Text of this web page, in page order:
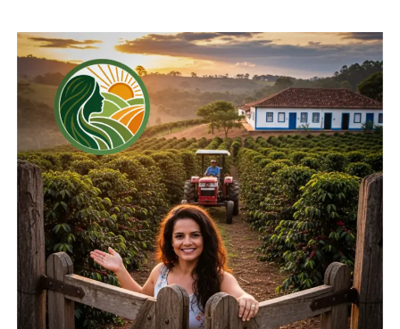
Compartilhe isso:
Facebook 18+
Relacionado
Colheita do trigo chega a
87% no Paraná
22 de outubro, 2024
Em "Paraná"
Trigo: Cresce
porcentagem de lavouras
em situação ruim no PR
5 de setembro, 2024
Em "Paraná"
Confira o boletim com as
condições das lavouras no